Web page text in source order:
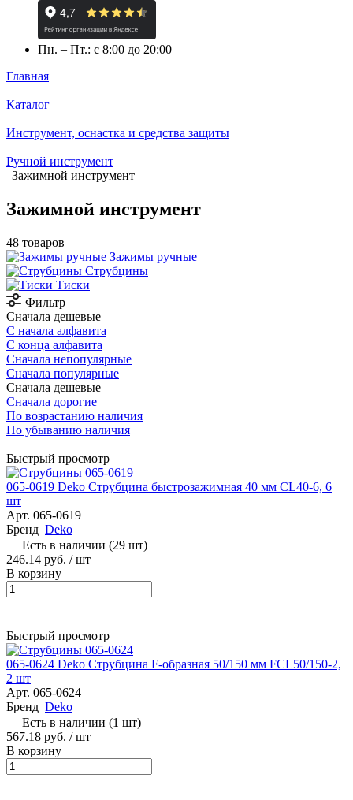
Пн. – Пт.: с 8:00 до 20:00
Главная
Каталог
Инструмент, оснастка и средства защиты
Ручной инструмент
Зажимной инструмент
Зажимной инструмент
48 товаров
Зажимы ручные
Струбцины
Тиски
Фильтр
Сначала дешевые
С начала алфавита
С конца алфавита
Сначала непопулярные
Сначала популярные
Сначала дешевые
Сначала дорогие
По возрастанию наличия
По убыванию наличия
Быстрый просмотр
065-0619 Deko Струбцина быстрозажимная 40 мм CL40-6, 6
шт
Арт. 065-0619
Бренд Deko
Есть в наличии (29 шт)
246.14 руб. / шт
В корзину
Быстрый просмотр
065-0624 Deko Струбцина F-образная 50/150 мм FCL50/150-2,
2 шт
Арт. 065-0624
Бренд Deko
Есть в наличии (1 шт)
567.18 руб. / шт
В корзину